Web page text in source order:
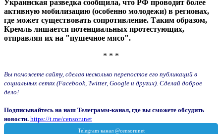
Украинская разведка сообщила, что РФ проводит более
активную мобилизацию (особенно молодежи) в регионах,
где может существовать сопротивление. Таким образом,
Кремль лишается потенциальных протестующих,
отправляя их на "пушечное мясо".
* * *
Вы поможете сайту, сделав несколько перепостов его публикаций в
социальных сетях (Facebook, Twitter, Google и других). Сделай доброе
дело!
Подписывайтесь на наш Телеграмм-канал, где вы сможете обсудить
новости. https://t.me/censorunet